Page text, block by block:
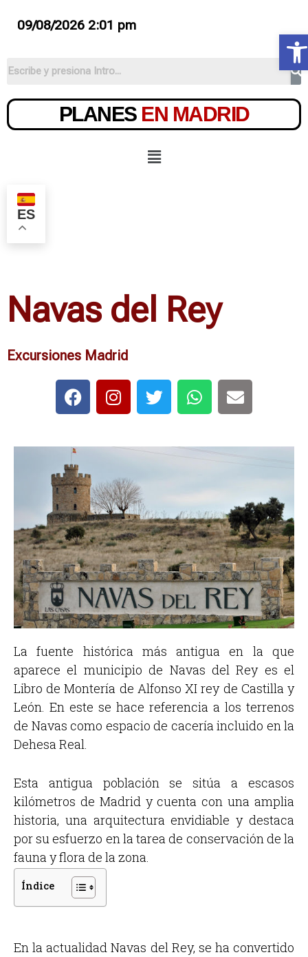
09/08/2026 2:01 pm
PLANES EN MADRID
ES
Navas del Rey
Excursiones Madrid
La fuente histórica más antigua en la que
aparece el municipio de Navas del Rey es el
Libro de Montería de Alfonso XI rey de Castilla y
León. En este se hace referencia a los terrenos
de Navas como espacio de cacería incluido en la
Dehesa Real.
Esta antigua población se sitúa a escasos
kilómetros de Madrid y cuenta con una amplia
historia, una arquitectura envidiable y destaca
por su esfuerzo en la tarea de conservación de la
fauna y flora de la zona.
Índice
En la actualidad Navas del Rey, se ha convertido